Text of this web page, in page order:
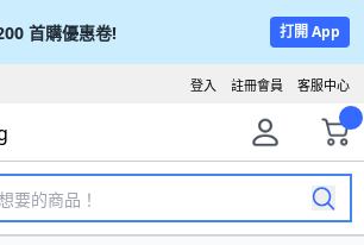
首購優惠卷! 打開 App
客服中心
註冊會員
登入